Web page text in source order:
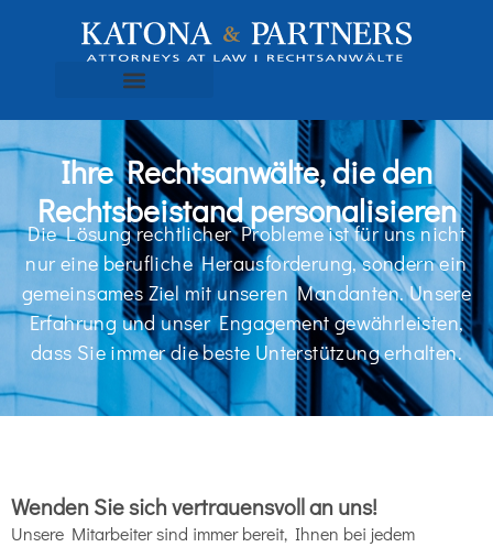
Ihre Rechtsanwälte, die den
Rechtsbeistand personalisieren
Die Lösung rechtlicher Probleme ist für uns nicht
nur eine berufliche Herausforderung, sondern ein
gemeinsames Ziel mit unseren Mandanten. Unsere
Erfahrung und unser Engagement gewährleisten,
dass Sie immer die beste Unterstützung erhalten.
Wenden Sie sich vertrauensvoll an uns!
Unsere Mitarbeiter sind immer bereit, Ihnen bei jedem